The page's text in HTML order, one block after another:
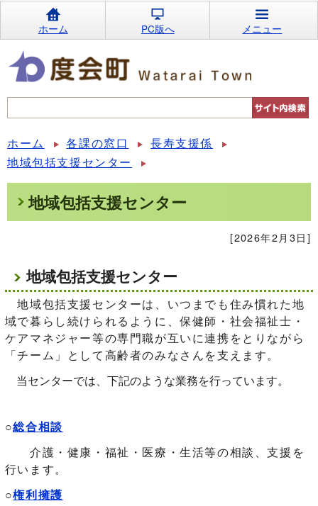
ホーム PC版へ メニュー
ホーム 各課の窓口
長寿支援係
地域包括支援センター
地域包括支援センター
[2026年2月3日]
地域包括支援センター
地域包括支援センターは、いつまでも住み慣れた地
域で暮らし続けられるように、保健師・社会福祉士・
ケアマネジャー等の専門職が互いに連携をとりながら
「チーム」として高齢者のみなさんを支えます。
当センターでは、下記のような業務を行っています。
○総合相談
介護・健康・福祉・医療・生活等の相談、支援を
行います。
○権利擁護